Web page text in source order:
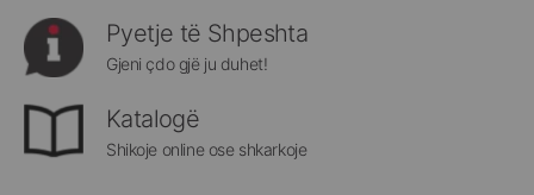
Pyetje të Shpeshta
Gjeni çdo gjë ju duhet!
Katalogë
Shikoje online ose shkarkoje